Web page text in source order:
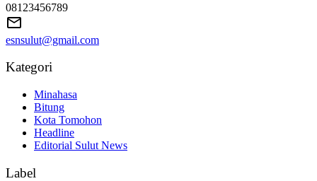
08123456789
esnsulut@gmail.com
Kategori
Minahasa
Bitung
Kota Tomohon
Headline
Editorial Sulut News
Label